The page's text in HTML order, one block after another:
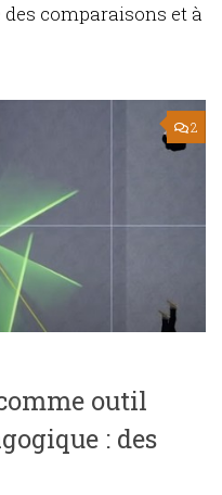
comparaisons et à
2
outil
: des